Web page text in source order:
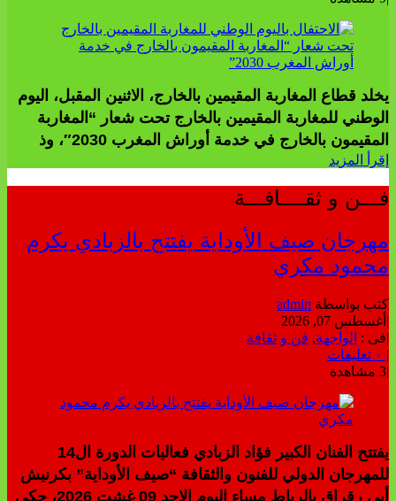
يخلد قطاع المغاربة المقيمين بالخارج، الاثنين المقبل، اليوم
الوطني للمغاربة المقيمين بالخارج تحت شعار “المغاربة
المقيمون بالخارج في خدمة أوراش المغرب 2030″، وذ
إقرأ المزيد
فـــن و ثقــــافـــة
مهرجان صيف الأوداية يفتتح بالزبادي يكرم
محمود مكري
كتب بواسطة admin
| أغسطس 07, 2026
|فى : الواجهة, فن و ثقافة
|
|3 مشاهدة
يفتتح الفنان الكبير فؤاد الزبادي فعاليات الدورة ال14
للمهرجان الدولي للفنون والثقافة “صيف الأوداية” بكرنيش
أبي رقراق بالرباط مساء اليوم الاحد 09 غشت 2026، حكي